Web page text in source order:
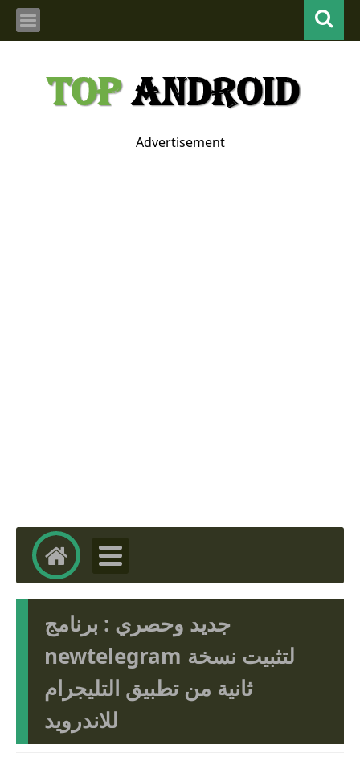
Advertisement
جديد وحصري : برنامج
newtelegram لتثبيت نسخة
ثانية من تطبيق التليجرام
للاندرويد